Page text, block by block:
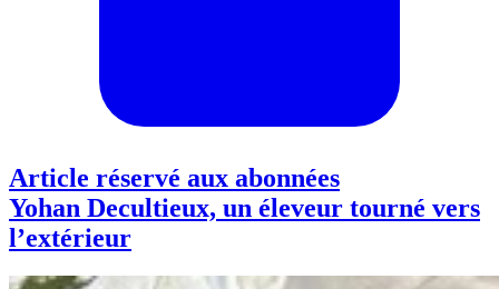
Article réservé aux abonnées
Yohan Decultieux, un éleveur tourné vers
l’extérieur